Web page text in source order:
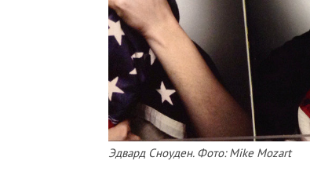
Эдвард Сноуден. Фото: Mike Mozart